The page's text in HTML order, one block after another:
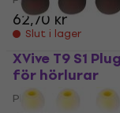
62,70 kr
Slut i lager
XVive T9 S1
för hörlurar
Pluggar för hörlurar